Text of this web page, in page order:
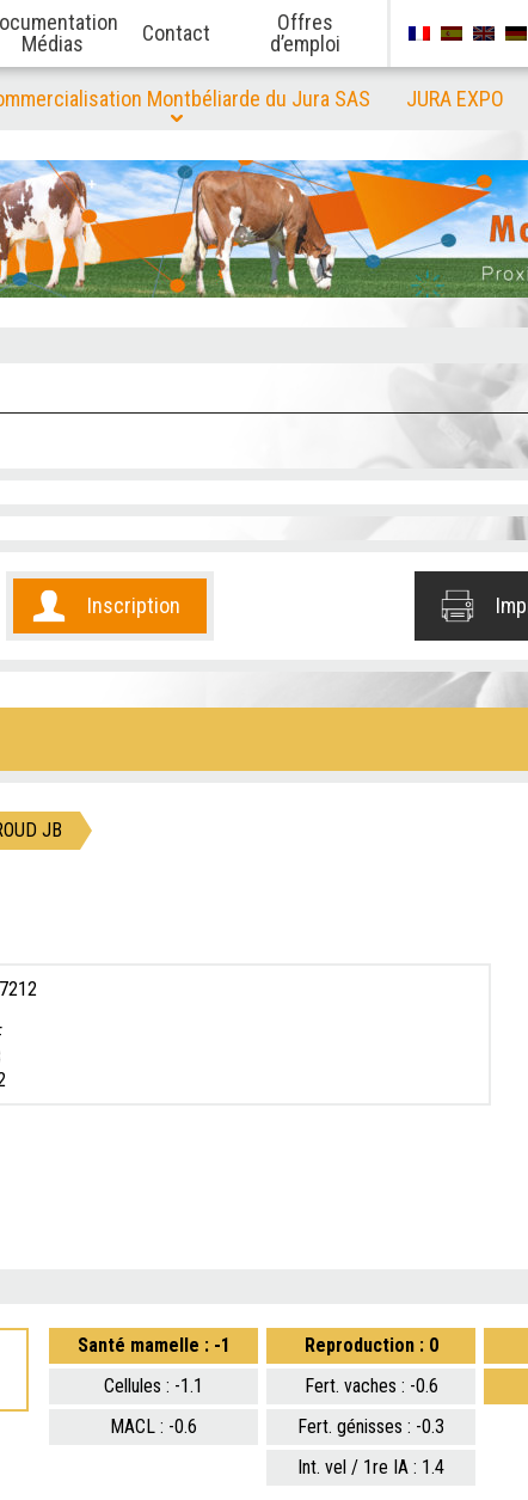
Médias
Contact
Offres
d’emploi
Montbéliarde du Jura SAS JURA EXPO
Inscription
JB
Santé mamelle : -1
Cellules : -1.1
MACL : -0.6
Reproduction : 0
Fert. vaches : -0.6
Fert. génisses : -0.3
Int. vel / 1re IA : 1.4